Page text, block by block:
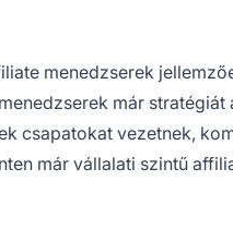
menedzserek
már stratégiát
csapatokat vezetnek,
már vállalati szintű